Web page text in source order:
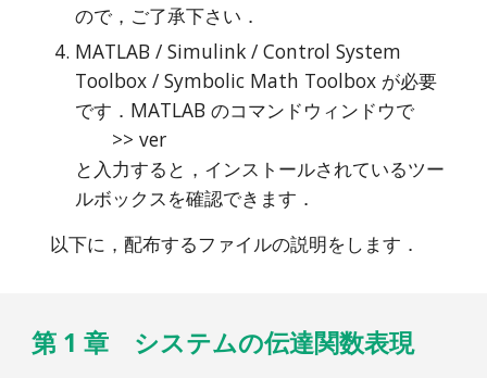
ので，ご了承下さい．
MATLAB / Simulink / Control System
Toolbox / Symbolic Math Toolbox が必要
です．MATLAB のコマンドウィンドウで
>> ver
と入力すると，インストールされているツー
ルボックスを確認できます．
以下に，配布するファイルの説明をします．
第 1 章 システムの伝達関数表現